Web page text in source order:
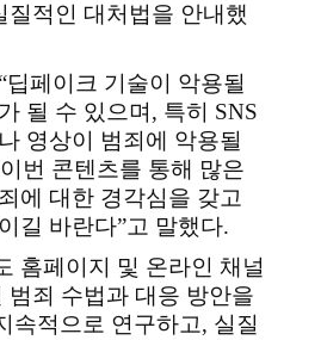
질적인 대처법을 안내했
페이크 기술이 악용될
될 수 있으며, 특히 SNS
영상이 범죄에 악용될
번 콘텐츠를 통해 많은
에 대한 경각심을 갖고
길 바란다”고 말했다.
홈페이지 및 온라인 채널
범죄 수법과 대응 방안을
속적으로 연구하고, 실질